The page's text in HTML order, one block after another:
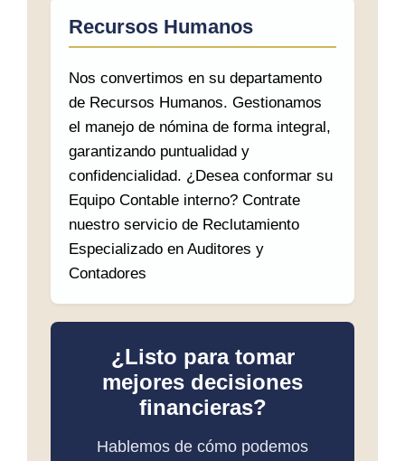
Recursos Humanos
Nos convertimos en su departamento
de Recursos Humanos. Gestionamos
el manejo de nómina de forma integral,
garantizando puntualidad y
confidencialidad. ¿Desea conformar su
Equipo Contable interno? Contrate
nuestro servicio de Reclutamiento
Especializado en Auditores y
Contadores
¿Listo para tomar
mejores decisiones
financieras?
Hablemos de cómo podemos